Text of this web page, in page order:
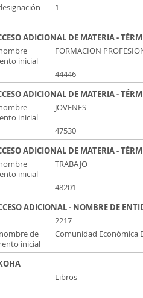
1
ADICIONAL DE MATERIA -
inicial
FORMACION
44446
ADICIONAL DE MATERIA -
inicial
JOVENES
47530
ADICIONAL DE MATERIA -
inicial
TRABAJO
48201
ADICIONAL - NOMBRE DE
2217
de
inicial
Comunidad Económica
Libros